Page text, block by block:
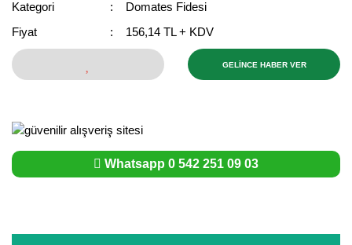
Kategori
Domates Fidesi
Fiyat
156,14 TL + KDV
GELİNCE HABER VER
Whatsapp 0 542 251 09 03
Bektaşi Üzümü Fidanı
Böğürtlen Fidanı
Ceviz Fidanı
Elma Fidanı
Nostaljik Güller
Peyzaj Gülleri
Sarmaşık(Çardak) Gül Fidanları
Ters Lale Soğanı
Yılbaşı Gülü Çiçeği
Zambak Soğanı